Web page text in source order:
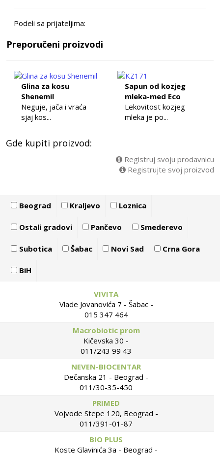
Podeli sa prijateljima:
Preporučeni proizvodi
Glina za kosu
Shenemil
Neguje, jača i vraća
sjaj kos...
Sapun od kozjeg
mleka-med Eco
Lekovitost kozjeg
mleka je po...
Gde kupiti proizvod:
Registruj svoju prodavnicu
Registrujte svoj proizvod
Beograd Kraljevo Loznica
Ostali gradovi Pančevo Smederevo
Subotica Šabac Novi Sad Crna Gora
BiH
VIVITA
Vlade Jovanovića 7 - Šabac -
015 347 464
Macrobiotic prom
Kičevska 30 -
011/243 99 43
NEVEN-BIOCENTAR
Dečanska 21 - Beograd -
011/30-35-450
PRIMED
Vojvode Stepe 120, Beograd -
011/391-01-87
BIO PLUS
Koste Glavinića 3a - Beograd -